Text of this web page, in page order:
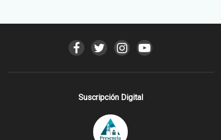
Suscripción Digital